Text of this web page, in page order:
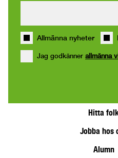
Allmänna nyheter
Jag godkänner allmänna
Hitta
Jobba hos
Alumn